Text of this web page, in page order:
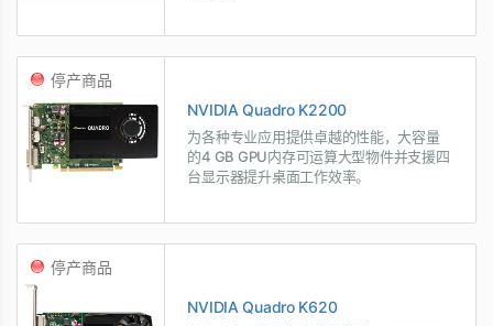
停产商品
NVIDIA Quadro K2200
为各种专业应用提供卓越的性能，大容量
的4 GB GPU内存可运算大型物件并支援四
台显示器提升桌面工作效率。
停产商品
NVIDIA Quadro K620